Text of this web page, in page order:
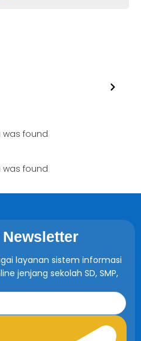
was found
was found
layanan sistem informasi
jenjang sekolah SD, SMP,